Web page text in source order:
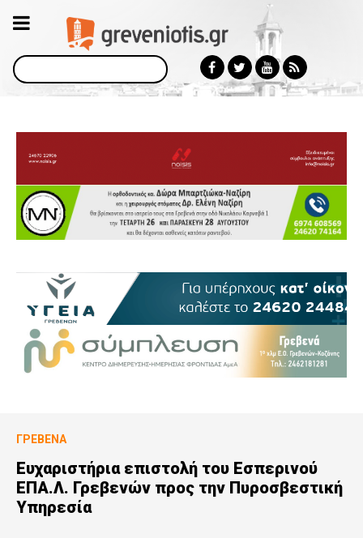
Αναζήτηση
ΓΡΕΒΕΝΆ
Ευχαριστήρια επιστολή του Εσπερινού
ΕΠΑ.Λ. Γρεβενών προς την Πυροσβεστική
Υπηρεσία